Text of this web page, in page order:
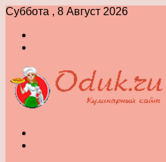
Суббота , 8 Август 2026